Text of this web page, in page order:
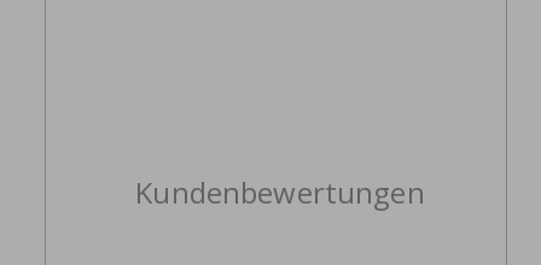
Kundenbewertungen